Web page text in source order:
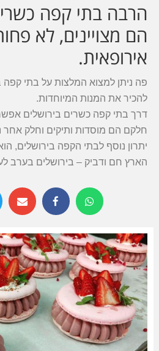
הרבה בתי קפה
הם מצויינים, לא
אירופאית.
פה ניתן למצוא המלצות על בתי קפה
להכיר את המנות המיוחדות.
דרך בתי קפה כשרים בירושלים
חלקם הם מוסדות ותיקים וחלק אחר
יתרון נוסף לבתי הקפה בירושלים,
הארץ חם ודביק – בירושלים בערב